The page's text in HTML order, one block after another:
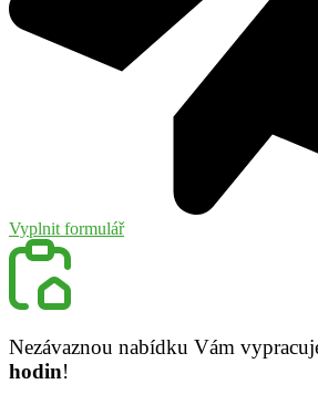
Vyplnit formulář
Nezávaznou nabídku Vám
hodin!